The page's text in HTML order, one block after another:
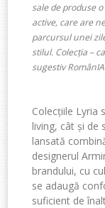
sale de produse
active, care are
parcursul unei
stilul. Colecția –
sugestiv
Colecțiile Lyria
living, cât și de
lansată
designerul
brandului, cu
se adaugă
suficient de